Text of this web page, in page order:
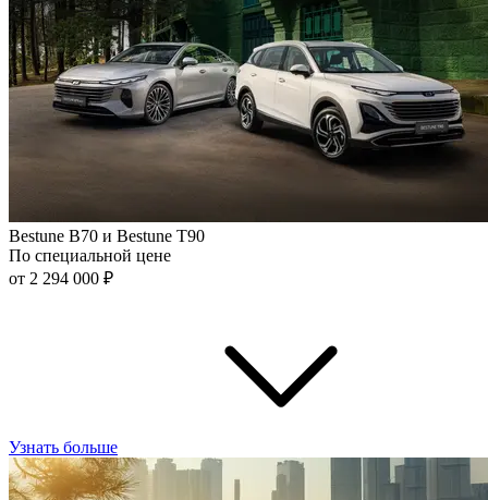
Bestune B70 и Bestune T90
По специальной цене
от 2 294 000 ₽
Узнать больше